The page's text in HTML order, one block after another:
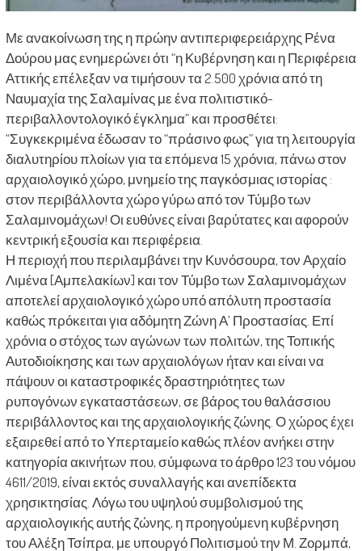
Με ανακοίνωση της η πρώην αντιπεριφερειάρχης Ρένα
Δούρου μας ενημερώνει ότι “η Κυβέρνηση και η Περιφέρεια
Αττικής επέλεξαν να τιμήσουν τα 2.500 χρόνια από τη
Ναυμαχία της Σαλαμίνας με ένα πολιτιστικό-
περιβαλλοντολογικό έγκλημα” και προσθέτει:
“Συγκεκριμένα έδωσαν το “πράσινο φως” για τη λειτουργία
διαλυτηρίου πλοίων για τα επόμενα 15 χρόνια, πάνω στον
αρχαιολογικό χώρο, μνημείο της παγκόσμιας ιστορίας :
στον περιβάλλοντα χώρο γύρω από τον Τύμβο των
Σαλαμινομάχων! Οι ευθύνες είναι βαρύτατες και αφορούν
κεντρική εξουσία και περιφέρεια.
Η περιοχή που περιλαμβάνει την Κυνόσουρα, τον Αρχαίο
Λιμένα [Αμπελακίων] και τον Τύμβο των Σαλαμινομάχων
αποτελεί αρχαιολογικό χώρο υπό απόλυτη προστασία
καθώς πρόκειται για αδόμητη Ζώνη Α’ Προστασίας. Επί
χρόνια ο στόχος των αγώνων των πολιτών, της Τοπικής
Αυτοδιοίκησης και των αρχαιολόγων ήταν και είναι να
πάψουν οι καταστροφικές δραστηριότητες των
ρυπογόνων εγκαταστάσεων, σε βάρος του θαλάσσιου
περιβάλλοντος και της αρχαιολογικής ζώνης. Ο χώρος έχει
εξαιρεθεί από το Υπερταμείο καθώς πλέον ανήκει στην
κατηγορία ακινήτων που, σύμφωνα το άρθρο 123 του νόμου
4611/2019, είναι εκτός συναλλαγής και ανεπίδεκτα
χρησικτησίας. Λόγω του υψηλού συμβολισμού της
αρχαιολογικής αυτής ζώνης, η προηγούμενη κυβέρνηση
του Αλέξη Τσίπρα, με υπουργό Πολιτισμού την Μ. Ζορμπά,